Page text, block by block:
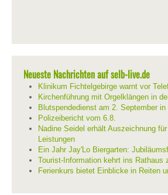
Neueste Nachrichten auf selb-live.de
Klinikum Fichtelgebirge warnt vor
Kirchenführung mit Orgelklängen in
Blutspendedienst am 2. September in
Polizeibericht vom 6.8.
Nadine Seidel erhält Auszeichnung
Leistungen
Ein Jahr Jay'Lo Biergarten:
Tourist-Information kehrt ins Rathaus
Ferienkurs bietet Einblicke in Reiten